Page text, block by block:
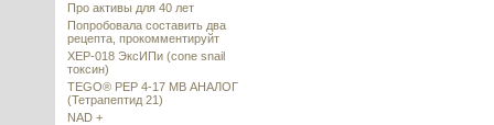
Про активы для 40 лет
Попробовала составить два
рецепта, прокомментируйт
XEP-018 ЭксИПи (cone snail
токсин)
TEGO® PEP 4-17 MB АНАЛОГ
(Тетрапептид 21)
NAD +